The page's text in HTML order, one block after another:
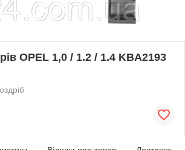
OPEL 1,0 / 1.2 / 1.4 KBA2193